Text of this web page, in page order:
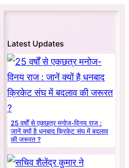
| धनबाद क्रिकेट संघ में परिवारवाद की
Latest Updates
25 वर्षों से एकछत्र मनोज-विनय राज :
जानें क्यों है धनबाद क्रिकेट संघ में बदलाव
की जरूरत ?